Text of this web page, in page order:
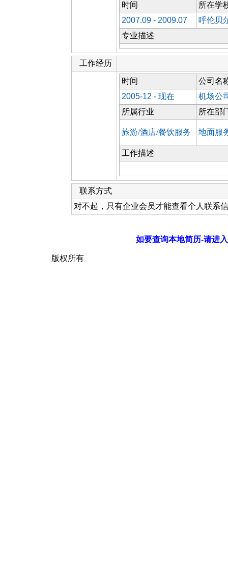
时间
所在学
2007.09 - 2009.07
呼伦贝
专业描述
工作经历
时间
公司名
2005-12 - 现在
机场公
所属行业
所在部
旅游/酒店/餐饮服务 地面服
工作描述
联系方式
对不起，只有企业会员才能查看个人联系
如要查询本地简历-请进
版权所有